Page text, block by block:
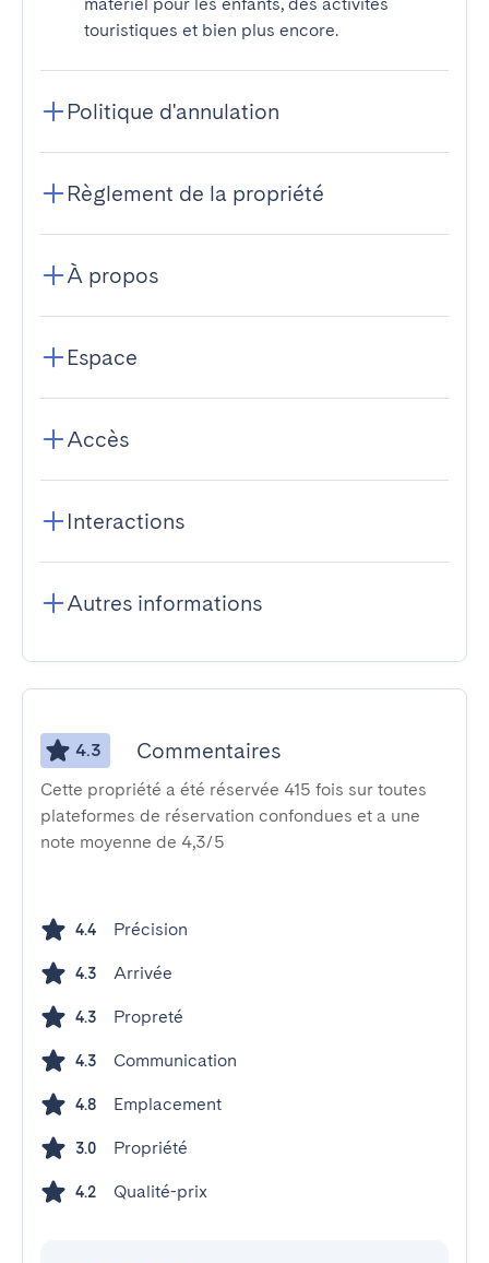
touristiques et bien plus encore.
Politique d'annulation
Règlement de la propriété
À propos
Espace
Accès
Interactions
Autres informations
4.3 Commentaires
Cette propriété a été réservée 415 fois sur toutes
plateformes de réservation confondues et a une
note moyenne de 4,3/5
4.4 Précision
4.3 Arrivée
4.3 Propreté
4.3 Communication
4.8 Emplacement
3.0 Propriété
4.2 Qualité-prix